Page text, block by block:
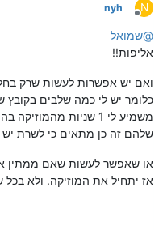
N
מנותק
nyh
@שמואל
אליפות!!
ואם יש אפשרות לעשות שרק
כלומר יש לי כמה שלבים
משמיע לי 1 שניות
שלהם זה כן מתאים כי לשרת יש
או שאפשר לעשות שאם ממתין
אז יתחיל את המוזיקה. ולא בכל